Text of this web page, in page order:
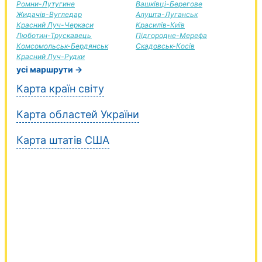
Ромни-Лутугине
Жидачів-Вугледар
Красний Луч-Черкаси
Люботин-Трускавець
Комсомольськ-Бердянськ
Красний Луч-Рудки
Вашківці-Берегове
Алушта-Луганськ
Красилів-Київ
Підгородне-Мерефа
Скадовськ-Косів
усі маршрути →
Карта країн світу
Карта областей України
Карта штатів США